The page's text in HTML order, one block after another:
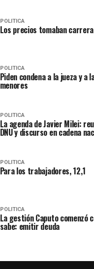
POLITICA
Los precios tomaban
POLITICA
Piden condena a la jueza y a
menores
POLITICA
La agenda de Javier Milei:
DNU y discurso en cadena
POLITICA
Para los trabajadores, 12,1
POLITICA
La gestión Caputo comenzó
sabe: emitir deuda